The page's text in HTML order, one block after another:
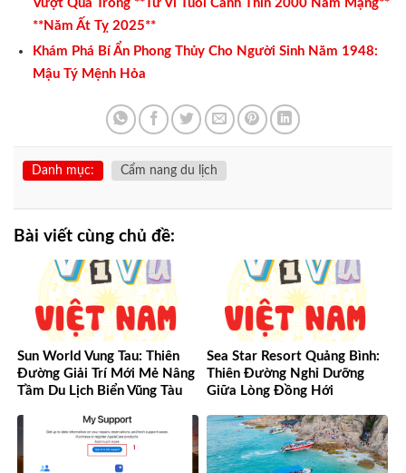
Vượt Qua Trong **Tử Vi Tuổi Canh Thìn 2000 Nam Mạng**
**Năm Ất Tỵ 2025**
Khám Phá Bí Ẩn Phong Thủy Cho Người Sinh Năm 1948:
Mậu Tý Mệnh Hỏa
Danh mục: Cẩm nang du lịch
Bài viết cùng chủ đề:
Sun World Vung Tau: Thiên
Đường Giải Trí Mới Mẻ Nâng
Tầm Du Lịch Biển Vũng Tàu
Sea Star Resort Quảng Bình:
Thiên Đường Nghỉ Dưỡng
Giữa Lòng Đồng Hới